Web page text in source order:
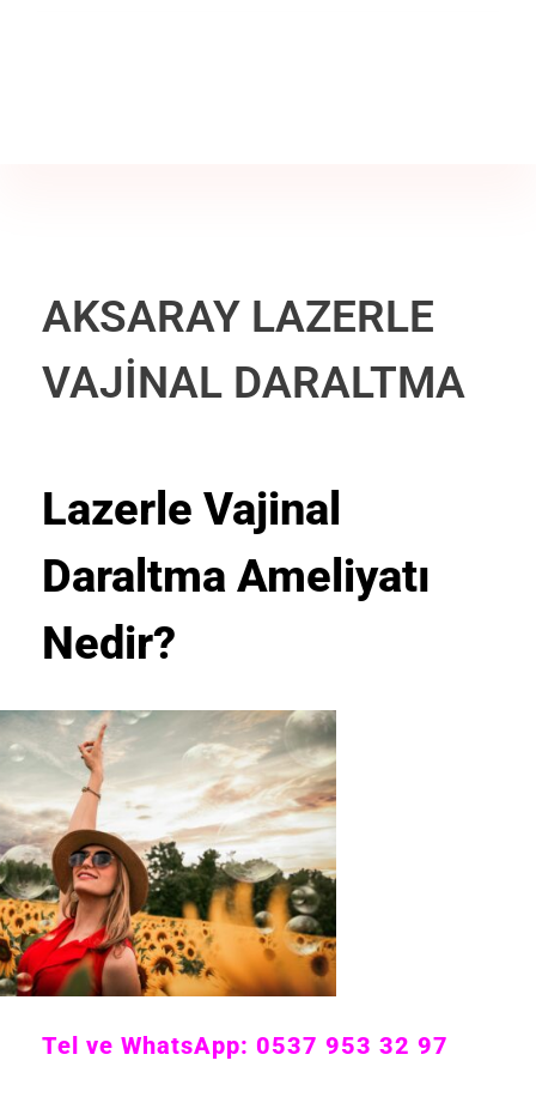
AKSARAY LAZERLE
VAJİNAL DARALTMA
Lazerle Vajinal
Daraltma Ameliyatı
Nedir?
Tel ve WhatsApp: 0537 953 32 97